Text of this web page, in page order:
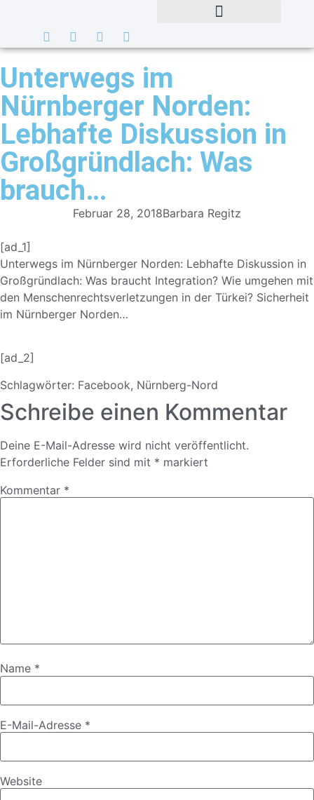
Unterwegs im
Nürnberger Norden:
Lebhafte Diskussion in
Großgründlach: Was
brauch…
Februar 28, 2018Barbara Regitz
[ad_1]
Unterwegs im Nürnberger Norden: Lebhafte Diskussion in
Großgründlach: Was braucht Integration? Wie umgehen mit
den Menschenrechtsverletzungen in der Türkei? Sicherheit
im Nürnberger Norden…
[ad_2]
Schlagwörter: Facebook, Nürnberg-Nord
Schreibe einen Kommentar
Deine E-Mail-Adresse wird nicht veröffentlicht.
Erforderliche Felder sind mit * markiert
Kommentar *
Name *
E-Mail-Adresse *
Website